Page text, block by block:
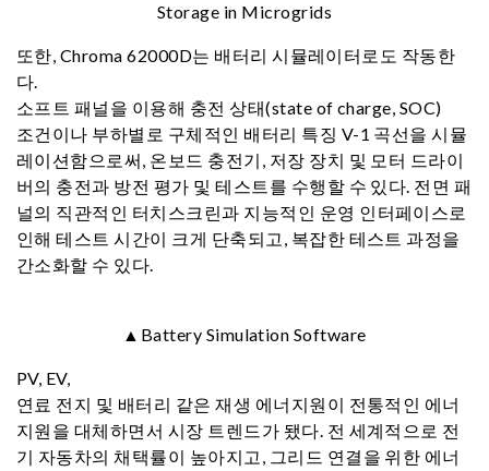
Storage in Microgrids
또한, Chroma 62000D는 배터리 시뮬레이터로도 작동한
다.
소프트 패널을 이용해 충전 상태(state of charge, SOC)
조건이나 부하별로 구체적인 배터리 특징 V-1 곡선을 시뮬
레이션함으로써, 온보드 충전기, 저장 장치 및 모터 드라이
버의 충전과 방전 평가 및 테스트를 수행할 수 있다. 전면 패
널의 직관적인 터치스크린과 지능적인 운영 인터페이스로
인해 테스트 시간이 크게 단축되고, 복잡한 테스트 과정을
간소화할 수 있다.
▲Battery Simulation Software
PV, EV,
연료 전지 및 배터리 같은 재생 에너지원이 전통적인 에너
지원을 대체하면서 시장 트렌드가 됐다. 전 세계적으로 전
기 자동차의 채택률이 높아지고, 그리드 연결을 위한 에너